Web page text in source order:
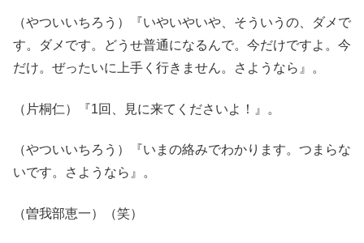
（やついいちろう）『いやいやいや、そういうの、ダメで
す。ダメです。どうせ普通になるんで。今だけですよ。今
だけ。ぜったいに上手く行きません。さようなら』。
（片桐仁）『1回、見に来てくださいよ！』。
（やついいちろう）『いまの絡みでわかります。つまらな
いです。さようなら』。
（曽我部恵一）（笑）